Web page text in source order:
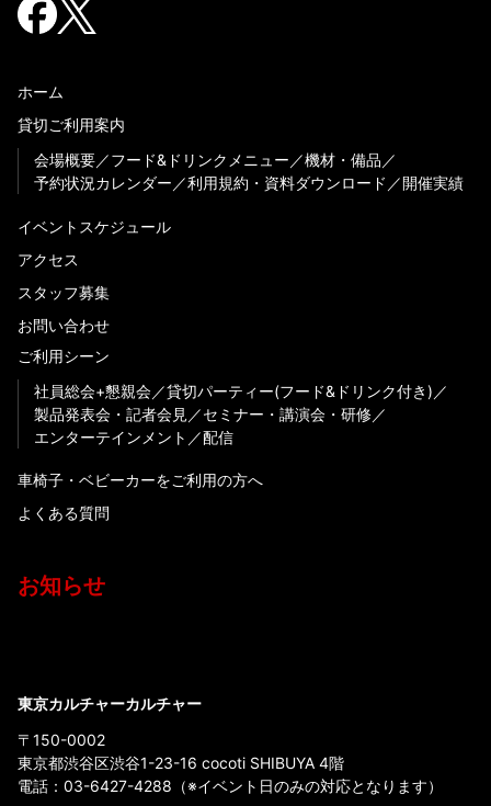
ホーム
貸切ご利用案内
会場概要
フード&ドリンクメニュー
機材・備品
予約状況カレンダー
利用規約・資料ダウンロード 開催実績
イベントスケジュール
アクセス
スタッフ募集
お問い合わせ
ご利用シーン
社員総会+懇親会
貸切パーティー(フード&ドリンク付き)
製品発表会・記者会見
セミナー・講演会・研修
エンターテインメント
配信
車椅子・ベビーカーをご利用の方へ
よくある質問
お知らせ
東京カルチャーカルチャー
〒150-0002
東京都渋谷区渋谷1-23-16 cocoti SHIBUYA 4階
電話： 03-6427-4288 （※イベント日のみの対応となります）